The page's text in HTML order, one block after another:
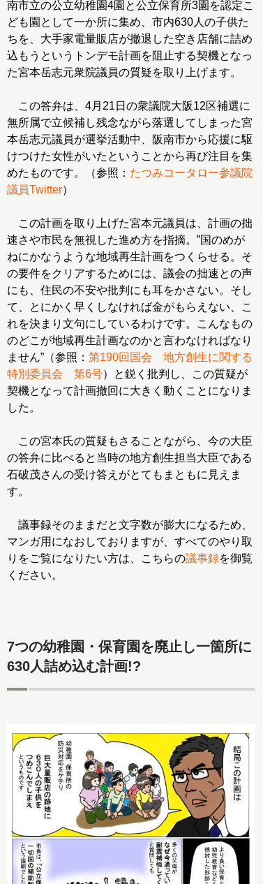
南市立の公立幼稚園4園と公立保育所3園を認定こ
ども園として一か所に集め、市内630人の子供た
ちを、大手家電量販店が撤退した空き店舗に詰め
込もうというトンデモ計画を阻止する契機となっ
た宮本岳志元衆院議員の質疑を取り上げます。
この答弁は、4月21日の衆議院大阪12区補選に
無所属で立候補し残念ながら落選してしまった宮
本岳志元議員が選挙活動中、阪南市から応援に駆
けつけた女性がいたということから再び注目を集
めたものです。（参照： たつみコータロー参議院
議員Twitter）
この計画を取り上げた宮本元議員は、計画の拙
速さや市民を無視した進め方を指摘。”国のめが
ねにかなうような地域再生計画をつくらせる。そ
の要件をクリアするためには、議会の拙速との声
にも、住民の不安や批判にも耳をかさない。そし
て、とにかく早くしなければ金がもらえない、こ
れを決まり文句にしているわけです。こんなもの
のどこが地域再生計画なのかと言わなければなり
ません”（参照： 第190回国会 地方創生に関する
特別委員会 第6号）と鋭く批判し、この質疑が
契機となって計画撤回に大きく動くことになりま
した。
この宮本氏の質疑もさることながら、今の大臣
の答弁に比べると当時の地方創生担当大臣である
石破茂さんの受け答えがとてもまともに見えま
す。
議事録そのままだと文字数が膨大になるため、
マンガ用になおしておりますが、すべてのやり取
りをご覧になりたい方は、こちらの議事録を御覧
ください。
7つの幼稚園・保育園を廃止し一箇所に
630人詰め込む計画!?